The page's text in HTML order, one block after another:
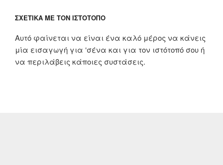
ΣΧΕΤΙΚΆ ΜΕ ΤΟΝ ΙΣΤΌΤΟΠΟ
Αυτό φαίνεται να είναι ένα καλό μέρος να κάνεις
μία εισαγωγή για ‘σένα και για τον ιστότοπό σου ή
να περιλάβεις κάποιες συστάσεις.